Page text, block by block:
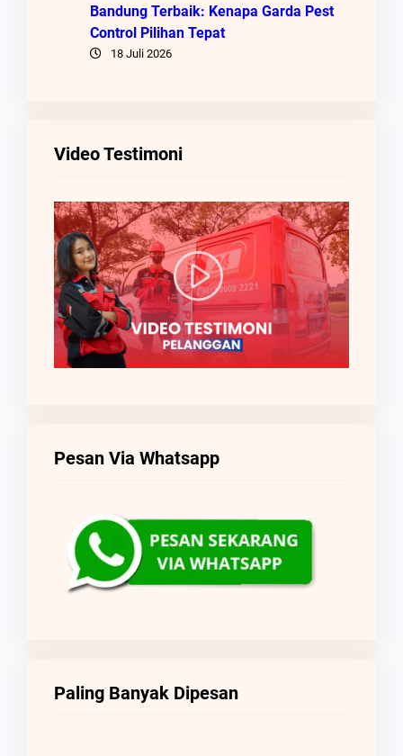
Bandung Terbaik: Kenapa Garda Pest
Control Pilihan Tepat
18 Juli 2026
Video Testimoni
Pesan Via Whatsapp
Paling Banyak Dipesan